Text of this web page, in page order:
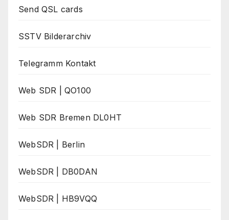
Send QSL cards
SSTV Bilderarchiv
Telegramm Kontakt
Web SDR | QO100
Web SDR Bremen DL0HT
WebSDR | Berlin
WebSDR | DB0DAN
WebSDR | HB9VQQ